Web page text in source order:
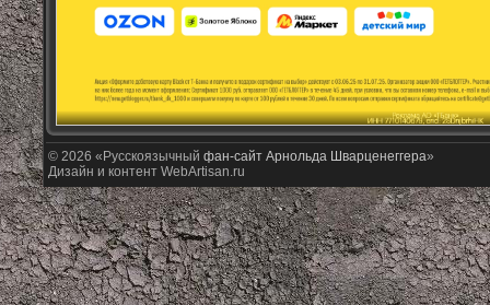
© 2026 «Русскоязычный фан-сайт Арнольда Шварценеггера»
Дизайн и контент WebArtisan.ru